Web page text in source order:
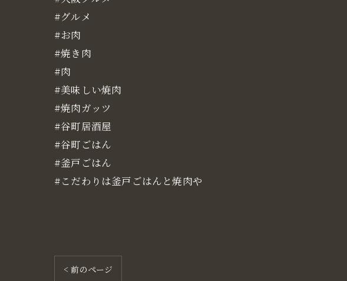
#グルメ
#お肉
#焼き肉
#肉
#美味しい焼肉
#焼肉ガッツ
#谷町居酒屋
#谷町ごはん
#釜戸ごはん
#こだわりは釜戸ごはんと焼肉や
< 前のページ